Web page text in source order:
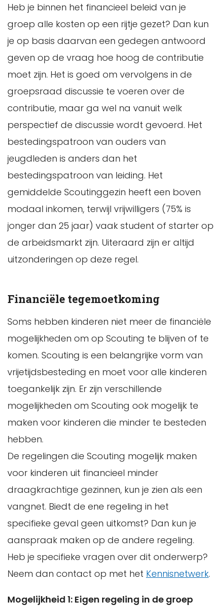
Heb je binnen het financieel beleid van je
groep alle kosten op een rijtje gezet? Dan kun
je op basis daarvan een gedegen antwoord
geven op de vraag hoe hoog de contributie
moet zijn. Het is goed om vervolgens in de
groepsraad discussie te voeren over de
contributie, maar ga wel na vanuit welk
perspectief de discussie wordt gevoerd. Het
bestedingspatroon van ouders van
jeugdleden is anders dan het
bestedingspatroon van leiding. Het
gemiddelde Scoutinggezin heeft een boven
modaal inkomen, terwijl vrijwilligers (75% is
jonger dan 25 jaar) vaak student of starter op
de arbeidsmarkt zijn. Uiteraard zijn er altijd
uitzonderingen op deze regel.
Financiële tegemoetkoming
Soms hebben kinderen niet meer de financiële
mogelijkheden om op Scouting te blijven of te
komen. Scouting is een belangrijke vorm van
vrijetijdsbesteding en moet voor alle kinderen
toegankelijk zijn. Er zijn verschillende
mogelijkheden om Scouting ook mogelijk te
maken voor kinderen die minder te besteden
hebben.
De regelingen die Scouting mogelijk maken
voor kinderen uit financieel minder
draagkrachtige gezinnen, kun je zien als een
vangnet. Biedt de ene regeling in het
specifieke geval geen uitkomst? Dan kun je
aanspraak maken op de andere regeling.
Heb je specifieke vragen over dit onderwerp?
Neem dan contact op met het Kennisnetwerk.
Mogelijkheid 1: Eigen regeling in de groep